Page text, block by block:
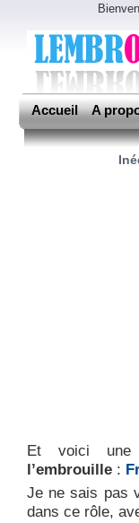
Accueil A
Et voici une
l’embrouille :
Je ne sais pas
dans ce rôle,